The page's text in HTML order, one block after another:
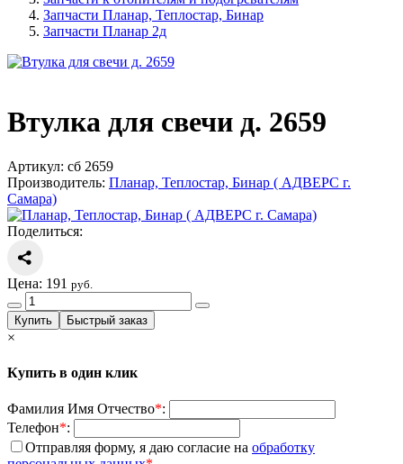
Запчасти Планар, Теплостар, Бинар
Запчасти Планар 2д
Втулка для свечи д. 2659
Артикул: сб 2659
Производитель: Планар, Теплостар, Бинар ( АДВЕРС г.
Самара)
Поделиться:
Цена: 191 руб.
×
Купить в один клик
Фамилия Имя Отчество*:
Телефон*:
Отправляя форму, я даю согласие на обработку